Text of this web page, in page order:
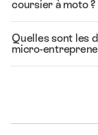
coursier à moto ?
Quelles sont les
micro-